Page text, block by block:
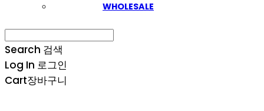
WHOLESALE
Search 검색
Log In 로그인
Cart장바구니